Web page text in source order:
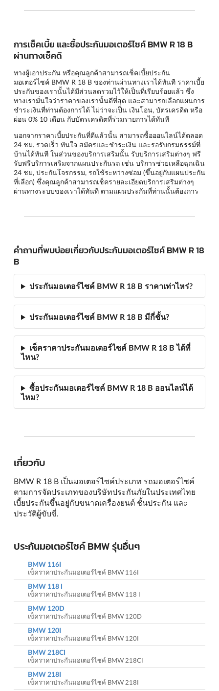
การเช็คเบี้ย และซื้อประกันมอเตอร์ไซค์ BMW R 18 B
ผ่านทางเช็คดิ
ทางผู้เอาประกัน หรือคุณลูกค้าสามารถเช็คเบี้ยประกัน
มอเตอร์ไซค์ BMW R 18 B ของท่านผ่านทางเราได้ทันที ราคาเบี้ย
ประกันของเรานั้นได้มีส่วนลดรวมไว้ให้เป็นที่เรียบร้อยแล้ว ซึ่ง
ทางเรามั่นใจว่าราคาของเรานั้นดีที่สุด และสามารถเลือกแผนการ
ชำระเงินที่ท่านต้องการได้ ไม่ว่าจะเป็น เงินโอน, บัตรเครดิต หรือ
ผ่อน 0% 10 เดือน กับบัตรเครดิตที่ร่วมรายการได้ทันที
นอกจากราคาเบี้ยประกันที่ดีแล้วนั้น สามารถซื้อออนไลน์ได้ตลอด
24 ชม. รวดเร็ว ทันใจ สมัครและชำระเงิน และรอรับกรมธรรม์ที่
บ้านได้ทันที ในส่วนของบริการเสริมนั้น รับบริการเสริมต่างๆ ฟรี
รับฟรีบริการเสริมจากแผนประกันรถ เช่น บริการช่วยเหลือฉุกเฉิน
24 ชม, ประกันโจรกรรม, รถใช้ระหว่างซ่อม (ขึ้นอยู่กับแผนประกัน
ที่เลือก) ซึ่งคุณลูกค้าสามารถเช็ครายละเอียดบริการเสริมต่างๆ
ผ่านทางระบบของเราได้ทันที ตามแผนประกันที่ท่านนั้นต้องการ
คำถามที่พบบ่อยเกี่ยวกับประกันมอเตอร์ไซค์ BMW R 18
B
ประกันมอเตอร์ไซค์ BMW R 18 B ราคาเท่าไหร่?
ประกันมอเตอร์ไซค์ BMW R 18 B มีกี่ชั้น?
เช็คราคาประกันมอเตอร์ไซค์ BMW R 18 B ได้ที่
ไหน?
ซื้อประกันมอเตอร์ไซค์ BMW R 18 B ออนไลน์ได้
ไหม?
เกี่ยวกับ
BMW R 18 B เป็นมอเตอร์ไซค์ประเภท รถมอเตอร์ไซค์
ตามการจัดประเภทของบริษัทประกันภัยในประเทศไทย
เบี้ยประกันขึ้นอยู่กับขนาดเครื่องยนต์ ชั้นประกัน และ
ประวัติผู้ขับขี่.
ประกันมอเตอร์ไซค์ BMW รุ่นอื่นๆ
BMW 116I
เช็คราคาประกันมอเตอร์ไซค์ BMW 116I
BMW 118 I
เช็คราคาประกันมอเตอร์ไซค์ BMW 118 I
BMW 120D
เช็คราคาประกันมอเตอร์ไซค์ BMW 120D
BMW 120I
เช็คราคาประกันมอเตอร์ไซค์ BMW 120I
BMW 218CI
เช็คราคาประกันมอเตอร์ไซค์ BMW 218CI
BMW 218I
เช็คราคาประกันมอเตอร์ไซค์ BMW 218I